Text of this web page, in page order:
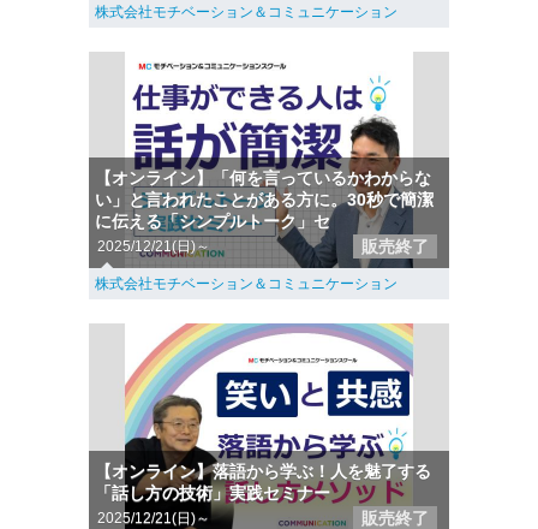
株式会社モチベーション＆コミュニケーション
【オンライン】「何を言っているかわからな
い」と言われたことがある方に。30秒で簡潔
に伝える「シンプルトーク」セ
2025/12/21(日)～ 販売終了
株式会社モチベーション＆コミュニケーション
【オンライン】落語から学ぶ！人を魅了する
「話し方の技術」実践セミナー
2025/12/21(日)～ 販売終了